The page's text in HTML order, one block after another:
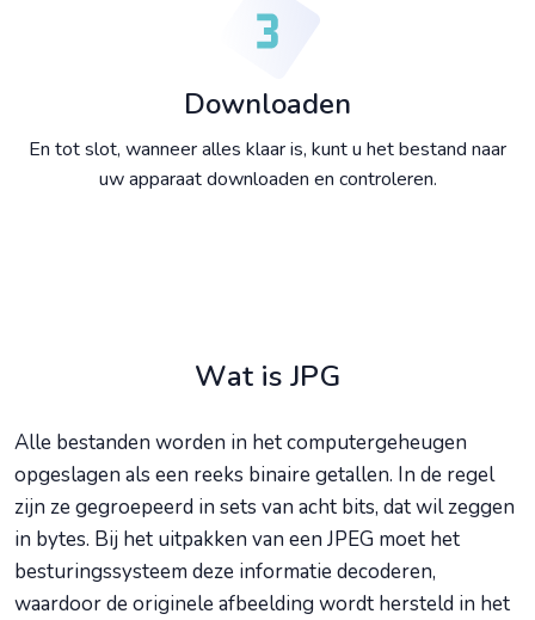
Downloaden
En tot slot, wanneer alles klaar is, kunt u het bestand naar
uw apparaat downloaden en controleren.
Wat is JPG
Alle bestanden worden in het computergeheugen
opgeslagen als een reeks binaire getallen. In de regel
zijn ze gegroepeerd in sets van acht bits, dat wil zeggen
in bytes. Bij het uitpakken van een JPEG moet het
besturingssysteem deze informatie decoderen,
waardoor de originele afbeelding wordt hersteld in het